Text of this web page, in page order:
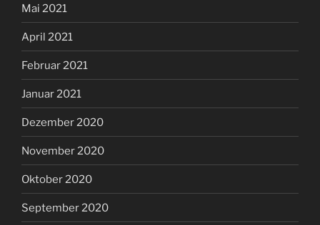
Mai 2021
April 2021
Februar 2021
Januar 2021
Dezember 2020
November 2020
Oktober 2020
September 2020